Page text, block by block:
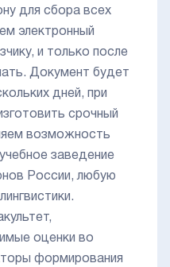
для сбора всех
электронный
и только после
Документ будет
дней, при
срочный
возможность
заведение
России, любую
оценки во
формирования